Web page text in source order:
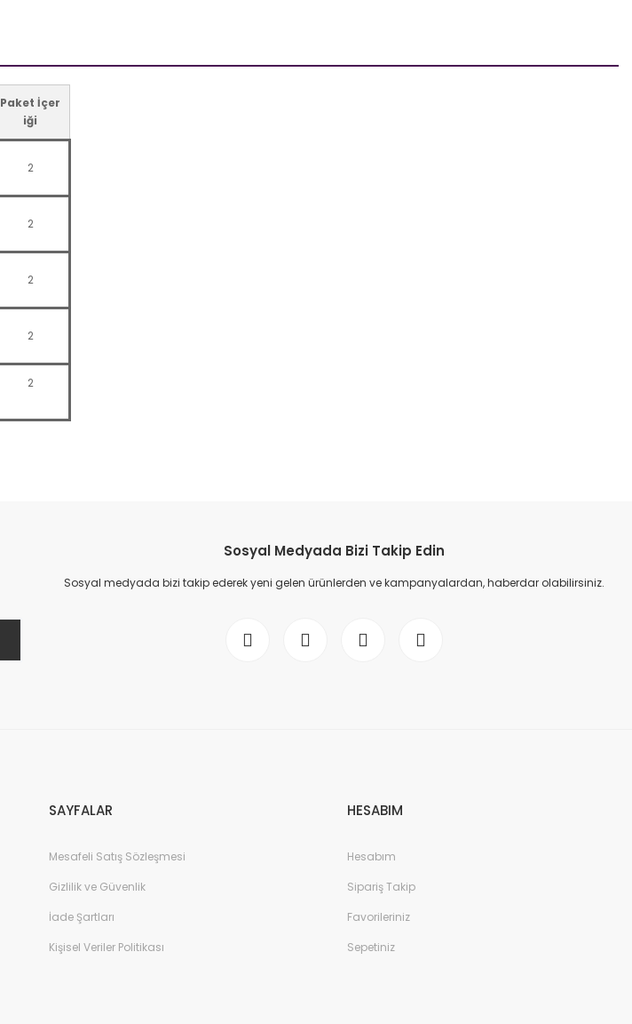
Paket İçer
iği
2
2
2
2
2
Sosyal Medyada Bizi Takip Edin
Sosyal medyada bizi takip ederek yeni gelen ürünlerden ve kampanyalardan, haberdar olabilirsiniz.
SAYFALAR
Mesafeli Satış Sözleşmesi
Gizlilik ve Güvenlik
İade Şartları
Kişisel Veriler Politikası
HESABIM
Hesabım
Sipariş Takip
Favorileriniz
Sepetiniz